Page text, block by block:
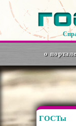
о
ГОСТы